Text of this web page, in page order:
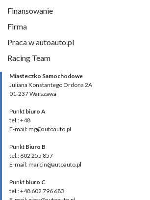
Finansowanie
Firma
Praca w autoauto.pl
Racing Team
Miasteczko Samochodowe
Juliana Konstantego Ordona 2A
01-237 Warszawa
Punkt biuro A
tel.: +48
E-mail: mg@autoauto.pl
Punkt Biuro B
tel.: 602 255 857
E-mail: marcin@autoauto.pl
Punkt biuro C
tel.: +48 602 796 683